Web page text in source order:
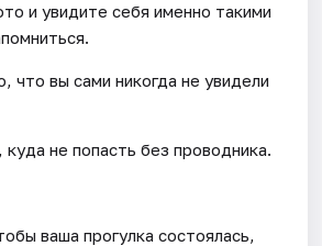
и увидите себя именно такими
что вы сами никогда не увидели
не попасть без проводника.
ваша прогулка состоялась,